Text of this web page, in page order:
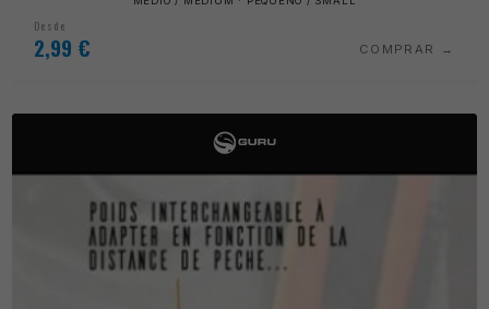
Desde
2,99 € COMPRAR